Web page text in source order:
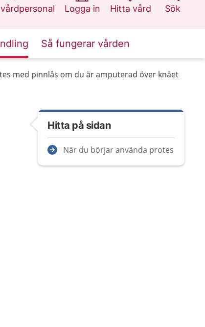
Logga in
Hitta vård
Sök
Så fungerar vården
med pinnlås om du är amputerad över knäet
Hitta på sidan
När du börjar använda protes